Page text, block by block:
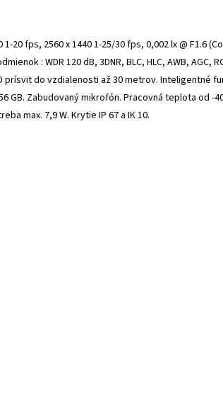
20 fps, 2560 x 1440 1-25/30 fps, 0,002 lx @ F1.6
: WDR 120 dB, 3DNR, BLC, HLC, AWB, AGC,
prísvit do vzdialenosti až 30 metrov. Inteligentné
Zabudovaný mikrofón. Pracovná teplota od -40
max. 7,9 W. Krytie IP 67 a IK 10.